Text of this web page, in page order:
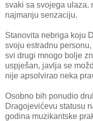
svaki sa svojega ulaza,
najmanju senzaciju.
Stanovita nebriga koju
svoju estradnu
svi drugi mnogo bolje
uspješan, javlja se
nije apsolvirao neka
Osobno bih ponudio
Dragojevićevu statusu
godina muzikantske